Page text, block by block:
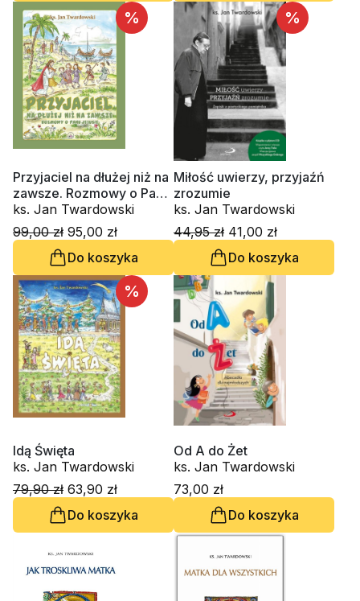
%
Przyjaciel na dłużej niż na
zawsze. Rozmowy o Panu
Jezusie ks. Jan Twardowski
99,00 zł 95,00 zł
Do koszyka
%
Miłość uwierzy, przyjaźń
zrozumie
ks. Jan Twardowski
44,95 zł 41,00 zł
Do koszyka
%
Idą Święta
ks. Jan Twardowski
79,90 zł 63,90 zł
Do koszyka
Od A do Żet
ks. Jan Twardowski
73,00 zł
Do koszyka